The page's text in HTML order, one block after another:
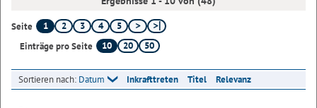
Seite 1 2 3 4
5
Einträge pro Seite
10 20 50
Sortieren nach: Datum Inkrafttreten Titel Relevanz